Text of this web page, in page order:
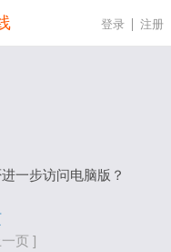
登录 注册
一步访问电脑版？
页 ]